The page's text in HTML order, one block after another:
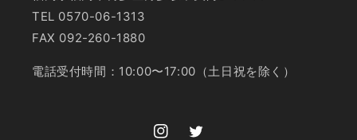
TEL 0570-06-1313
FAX 092-260-1880
電話受付時間：10:00〜17:00（土日祝を除く）